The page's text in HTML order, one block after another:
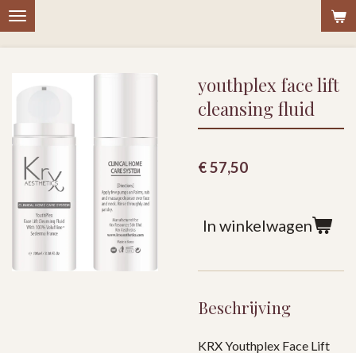
Ga
youthplex face lift
cleansing fluid
€ 57,50
In winkelwagen
Beschrijving
KRX Youthplex Face Lift